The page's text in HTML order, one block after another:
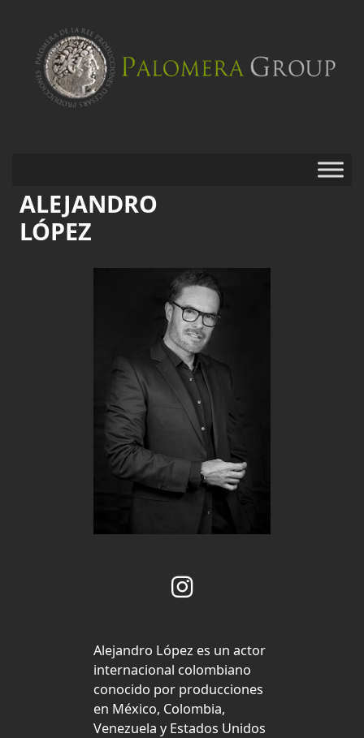
Saltar
ALEJANDRO
LÓPEZ
Alejandro López es un actor
internacional colombiano
conocido por producciones
en México, Colombia,
Venezuela y Estados Unidos